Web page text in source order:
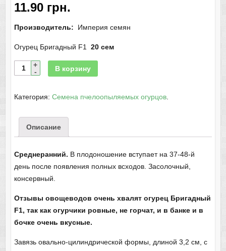
11.90 грн.
Производитель: Империя семян
Огурец Бригадный F1 20 сем
В корзину
Категория: Семена пчелоопыляемых огурцов.
Описание
Cреднеранний. В плодоношение вступает на 37-48-й
день после появления полных всходов. Засолочный,
консервный.
Отзывы овощеводов очень хвалят огурец Бригадный
F1, так как огурчики ровные, не горчат, и в банке и в
бочке очень вкусные.
Завязь овально-цилиндрической формы, длиной 3,2 см, с